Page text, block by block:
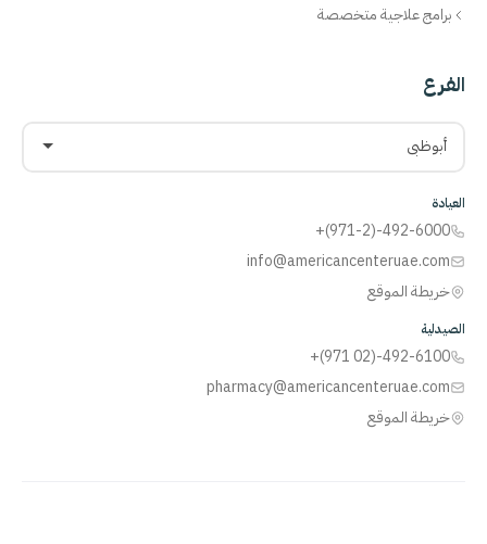
برامج علاجية متخصصة
الفرع
أبوظبي
العيادة
+(971-2)-492-6000
info@americancenteruae.com
خريطة الموقع
الصيدلية
+(971 02)-492-6100
pharmacy@americancenteruae.com
خريطة الموقع